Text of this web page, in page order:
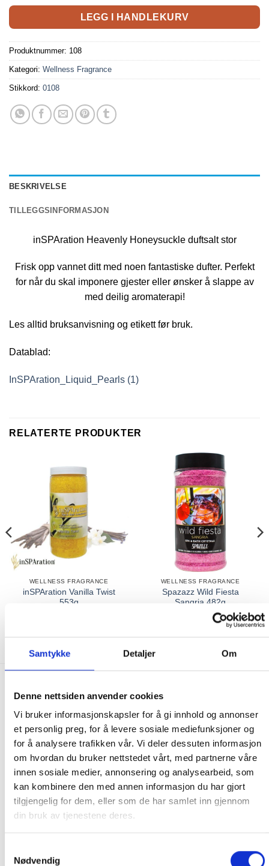
Samtykke Detaljer Om
Denne nettsiden anvender cookies
Vi bruker informasjonskapsler for å gi innhold og annonser
et personlig preg, for å levere sosiale mediefunksjoner og
for å analysere trafikken vår. Vi deler dessuten informasjon
om hvordan du bruker nettstedet vårt, med partnerne våre
innen sosiale medier, annonsering og analysearbeid, som
kan kombinere den med annen informasjon du har gjort
tilgjengelig for dem, eller som de har samlet inn gjennom
din bruk av tjenestene deres.
Nødvendig
LEGG I HANDLEKURV
Produktnummer: 108
Kategori: Wellness Fragrance
Stikkord: 0108
BESKRIVELSE
TILLEGGSINFORMASJON
inSPAration Heavenly Honeysuckle duftsalt stor
Frisk opp vannet ditt med noen fantastiske dufter. Perfekt
for når du skal imponere gjester eller ønsker å slappe av
med deilig aromaterapi!
Les alltid bruksanvisning og etikett før bruk.
Datablad:
InSPAration_Liquid_Pearls (1)
RELATERTE PRODUKTER
WELLNESS FRAGRANCE
inSPAration Vanilla Twist
553g
WELLNESS FRAGRANCE
Spazazz Wild Fiesta
Sangria 482g
kr
FRAKT PÅ ORDRE 0-1499 kroner:
Pakke til hentested. Velg enten Postnord eller Bring i
handlekurven/checkout. Prisen avhenger av vekt eller volumvekt
på pakken.
Produkter som kan knuses eller skades via. transport sendes ikke.
Kjølevarer sendes heller ikke.
Levering på nærmeste post i butikk.
Maksmål: 35 kg / 120 x 60 x 60 cm
Med Sporing
Har du ikke fått noen alternativ på frakt på din pakke så er
mulig for skade under transport.
Noen produkter selges kun i